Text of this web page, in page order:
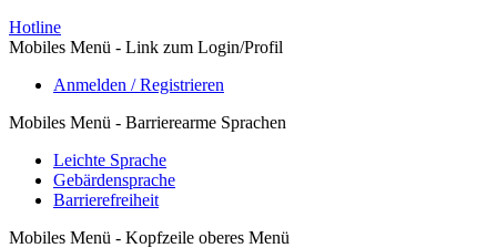
Hotline
Mobiles Menü - Link zum Login/Profil
Anmelden / Registrieren
Mobiles Menü - Barrierearme Sprachen
Leichte Sprache
Gebärdensprache
Barrierefreiheit
Mobiles Menü - Kopfzeile oberes Menü